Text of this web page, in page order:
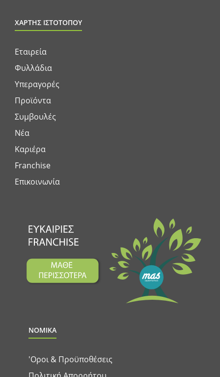
ΧΑΡΤΗΣ ΙΣΤΟΤΟΠΟΥ
Εταιρεία
Φυλλάδια
Υπεραγορές
Προϊόντα
Συμβουλές
Νέα
Καριέρα
Franchise
Επικοινωνία
ΝΟΜΙΚΑ
'Οροι & Προϋποθέσεις